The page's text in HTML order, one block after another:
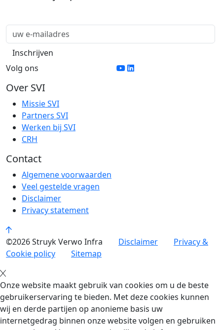
Volg ons
Over SVI
Missie SVI
Partners SVI
Werken bij SVI
CRH
Contact
Algemene voorwaarden
Veel gestelde vragen
Disclaimer
Privacy statement
©2026 Struyk Verwo Infra Disclaimer
Privacy &
Cookie policy
Sitemap
Onze website maakt gebruik van cookies om u de beste
gebruikerservaring te bieden. Met deze cookies kunnen
wij en derde partijen op anonieme basis uw
internetgedrag binnen onze website volgen en gebruiken